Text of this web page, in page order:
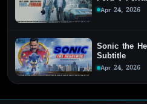
Apr 24, 2026
Sonic the
Subtitle
Apr 24, 2026